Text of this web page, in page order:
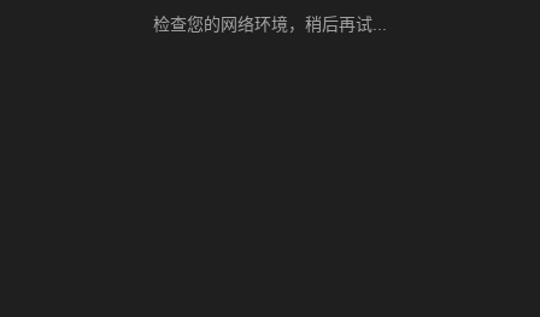
检查您的网络环境，稍后再试...